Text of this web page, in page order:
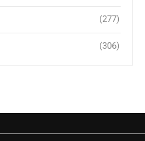
(277)
(306)